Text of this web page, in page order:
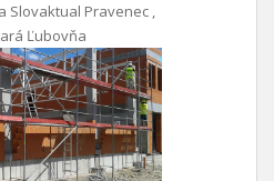
Slovaktual Pravenec ,
Ľubovňa